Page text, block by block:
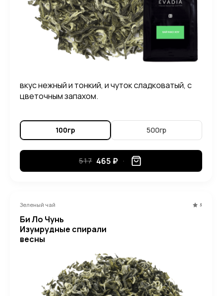
вкус нежный и тонкий, и чуток сладковатый, с
цветочным запахом.
100гр 500гр
517 465 ₽
Зеленый чай 5
Би Ло Чунь
Изумрудные спирали
весны